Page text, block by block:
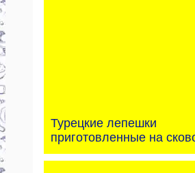
Турецкие лепешки
приготовленные на